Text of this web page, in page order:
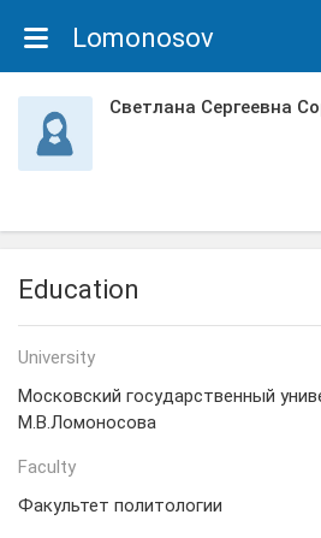
Lomonosov
Светлана Сергеевна
Education
University
Московский государственный
М.В.Ломоносова
Faculty
Факультет политологии